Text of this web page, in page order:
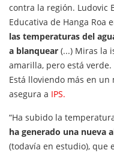
contra la región. Ludovic
Educativa de Hanga Roa
las temperaturas del
a blanquear (...) Miras la
amarilla, pero está
Está lloviendo más en
asegura a IPS.
“Ha subido la
ha generado una nueva
(todavía en estudio), que